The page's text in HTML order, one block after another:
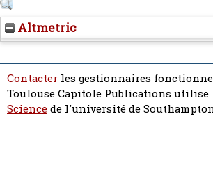
Altmetric
Contacter les gestionnaires
Toulouse Capitole Publications
Sciencede l'université de